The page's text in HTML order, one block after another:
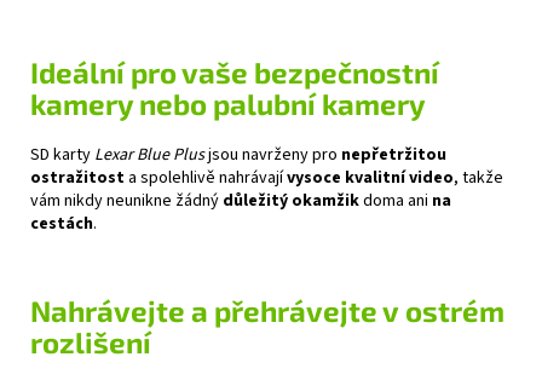
Ideální pro vaše bezpečnostní
kamery nebo palubní kamery
SD karty Lexar Blue Plusjsou navrženy pro nepřetržitou
ostražitost a spolehlivě nahrávajívysoce kvalitní video, takže
vám nikdy neunikne žádný důležitý okamžikdoma ani na
cestách.
Nahrávejte a přehrávejte v ostrém
rozlišení